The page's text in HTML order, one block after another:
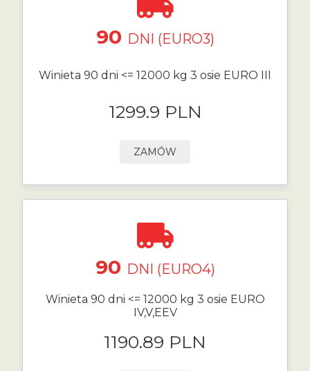
90 DNI (EURO3)
Winieta 90 dni <= 12000 kg 3 osie EURO III
1299.9 PLN
ZAMÓW
90 DNI (EURO4)
Winieta 90 dni <= 12000 kg 3 osie EURO
IV,V,EEV
1190.89 PLN